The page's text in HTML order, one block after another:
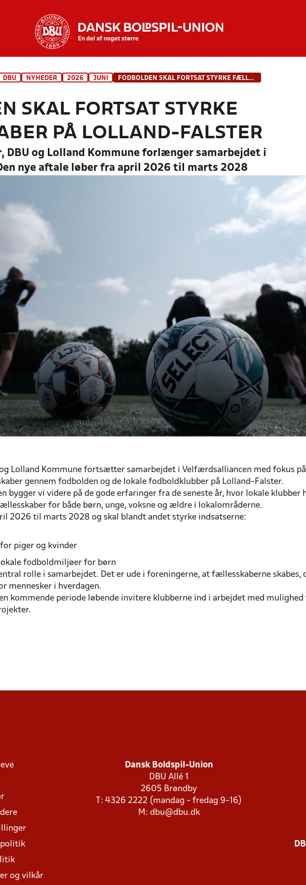
DBU NYHEDER 2026 JUNI FODBOLDEN SKAL FORTSAT STYRKE FÆLLESSKABER PÅ LOLLAND-FALSTER
SKAL FORTSAT STYRKE
PÅ LOLLAND-FALSTER
DBU og Lolland Kommune forlænger samarbejdet i
nye aftale løber fra april 2026 til marts 2028
og Lolland Kommune fortsætter samarbejdet i Velfærdsalliancen med fokus
gennem fodbolden og de lokale fodboldklubber på Lolland-Falster.
bygger vi videre på de gode erfaringer fra de seneste år, hvor lokale klubber
for både børn, unge, voksne og ældre i lokalområderne.
2026 til marts 2028 og skal blandt andet styrke indsatserne:
piger og kvinder
fodboldmiljøer for børn
rolle i samarbejdet. Det er ude i foreningerne, at fællesskaberne skabes,
mennesker i hverdagen.
kommende periode løbende invitere klubberne ind i arbejdet med
og vilkår
Dansk Boldspil-Union
DBU Allé 1
2605 Brøndby
T: 4326 2222 (mandag - fredag 9-16)
M: dbu@dbu.dk